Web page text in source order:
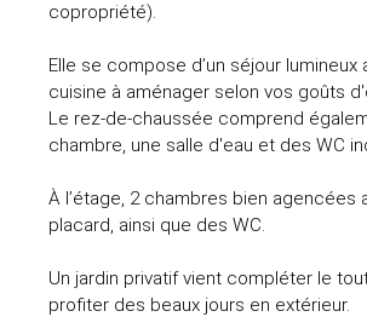
copropriété).
Elle se compose d’un séjour
cuisine à aménager selon vos goûts
Le rez-de-chaussée comprend
chambre, une salle d'eau et des WC
À l’étage, 2 chambres bien agencées
placard, ainsi que des WC.
Un jardin privatif vient compléter le
profiter des beaux jours en extérieur.